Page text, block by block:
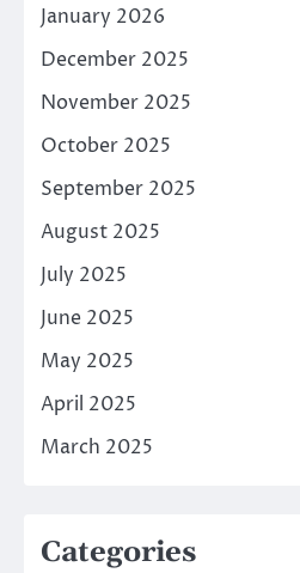
January 2026
December 2025
November 2025
October 2025
September 2025
August 2025
July 2025
June 2025
May 2025
April 2025
March 2025
Categories